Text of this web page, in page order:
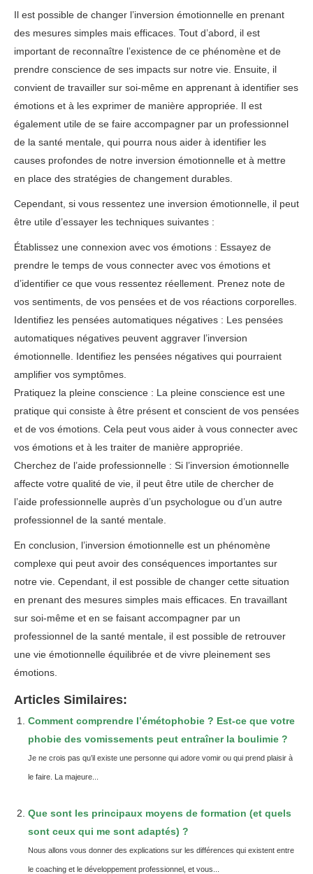
Il est possible de changer l’inversion émotionnelle en prenant
des mesures simples mais efficaces. Tout d’abord, il est
important de reconnaître l’existence de ce phénomène et de
prendre conscience de ses impacts sur notre vie. Ensuite, il
convient de travailler sur soi-même en apprenant à identifier ses
émotions et à les exprimer de manière appropriée. Il est
également utile de se faire accompagner par un professionnel
de la santé mentale, qui pourra nous aider à identifier les
causes profondes de notre inversion émotionnelle et à mettre
en place des stratégies de changement durables.
Cependant, si vous ressentez une inversion émotionnelle, il peut
être utile d’essayer les techniques suivantes :
Établissez une connexion avec vos émotions : Essayez de
prendre le temps de vous connecter avec vos émotions et
d’identifier ce que vous ressentez réellement. Prenez note de
vos sentiments, de vos pensées et de vos réactions corporelles.
Identifiez les pensées automatiques négatives : Les pensées
automatiques négatives peuvent aggraver l’inversion
émotionnelle. Identifiez les pensées négatives qui pourraient
amplifier vos symptômes.
Pratiquez la pleine conscience : La pleine conscience est une
pratique qui consiste à être présent et conscient de vos pensées
et de vos émotions. Cela peut vous aider à vous connecter avec
vos émotions et à les traiter de manière appropriée.
Cherchez de l’aide professionnelle : Si l’inversion émotionnelle
affecte votre qualité de vie, il peut être utile de chercher de
l’aide professionnelle auprès d’un psychologue ou d’un autre
professionnel de la santé mentale.
En conclusion, l’inversion émotionnelle est un phénomène
complexe qui peut avoir des conséquences importantes sur
notre vie. Cependant, il est possible de changer cette situation
en prenant des mesures simples mais efficaces. En travaillant
sur soi-même et en se faisant accompagner par un
professionnel de la santé mentale, il est possible de retrouver
une vie émotionnelle équilibrée et de vivre pleinement ses
émotions.
Articles Similaires:
Comment comprendre l’émétophobie ? Est-ce que votre
phobie des vomissements peut entraîner la boulimie ?
Je ne crois pas qu’il existe une personne qui adore vomir ou qui prend plaisir à
le faire. La majeure...
Que sont les principaux moyens de formation (et quels
sont ceux qui me sont adaptés) ?
Nous allons vous donner des explications sur les différences qui existent entre
le coaching et le développement professionnel, et vous...